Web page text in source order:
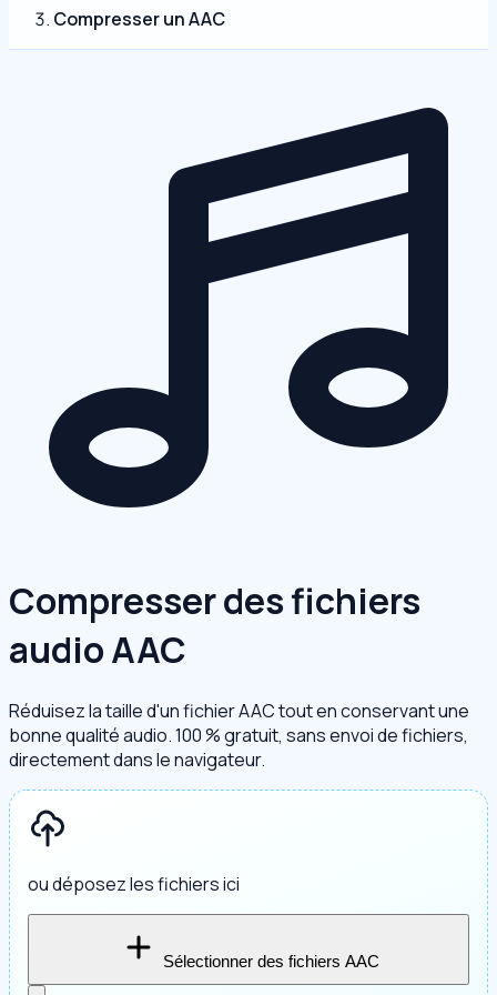
Compresser un AAC
Compresser des fichiers
audio AAC
Réduisez la taille d'un fichier AAC tout en conservant une
bonne qualité audio. 100 % gratuit, sans envoi de fichiers,
directement dans le navigateur.
ou déposez les fichiers ici
Sélectionner des fichiers AAC